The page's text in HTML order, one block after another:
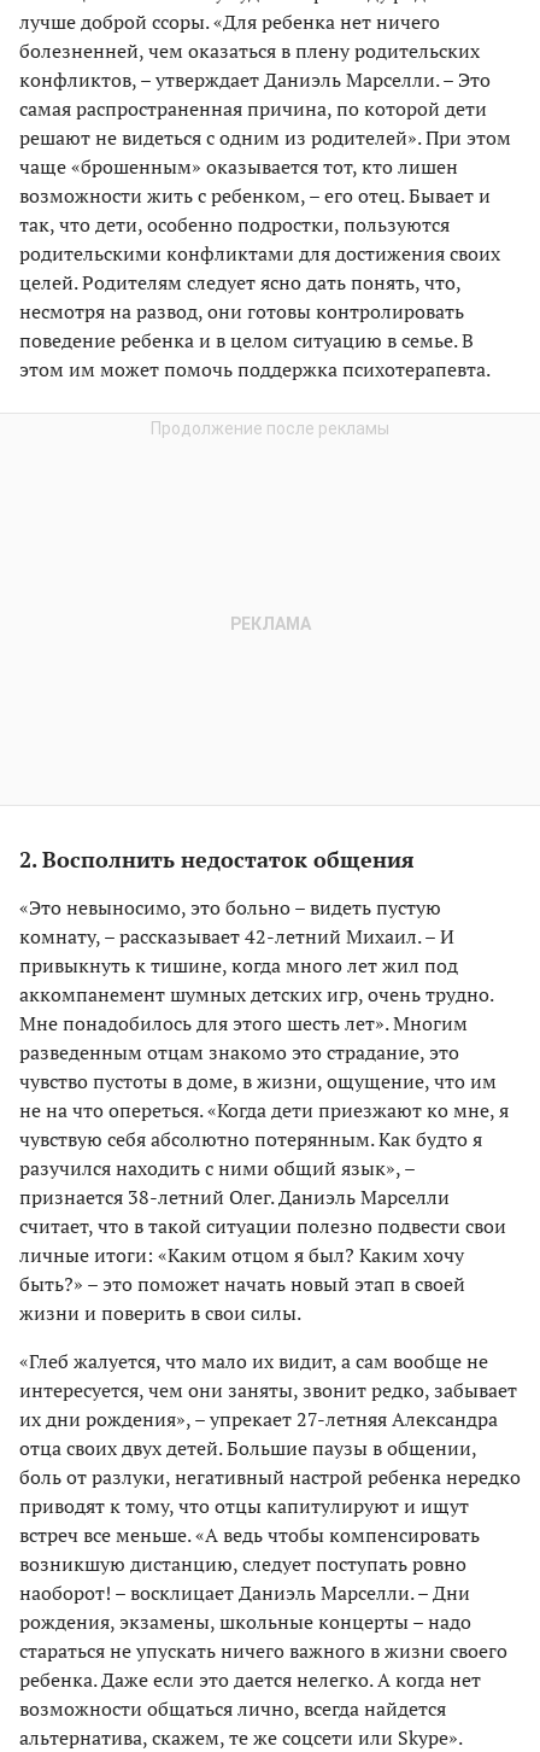
лучше доброй ссоры. «Для ребенка нет ничего
болезненней, чем оказаться в плену родительских
конфликтов, – утверждает Даниэль Марселли. – Это
самая распространенная причина, по которой дети
решают не видеться с одним из родителей». При этом
чаще «брошенным» оказывается тот, кто лишен
возможности жить с ребенком, – его отец. Бывает и
так, что дети, особенно подростки, пользуются
родительскими конфликтами для достижения своих
целей. Родителям следует ясно дать понять, что,
несмотря на развод, они готовы контролировать
поведение ребенка и в целом ситуацию в семье. В
этом им может помочь поддержка психотерапевта.
2. Восполнить недостаток общения
«Это невыносимо, это больно – видеть пустую
комнату, – рассказывает 42-летний Михаил. – И
привыкнуть к тишине, когда много лет жил под
аккомпанемент шумных детских игр, очень трудно.
Мне понадобилось для этого шесть лет». Многим
разведенным отцам знакомо это страдание, это
чувство пустоты в доме, в жизни, ощущение, что им
не на что опереться. «Когда дети приезжают ко мне, я
чувствую себя абсолютно потерянным. Как будто я
разучился находить с ними общий язык», –
признается 38-летний Олег. Даниэль Марселли
считает, что в такой ситуации полезно подвести свои
личные итоги: «Каким отцом я был? Каким хочу
быть?» – это поможет начать новый этап в своей
жизни и поверить в свои силы.
«Глеб жалуется, что мало их видит, а сам вообще не
интересуется, чем они заняты, звонит редко, забывает
их дни рождения», – упрекает 27-летняя Александра
отца своих двух детей. Большие паузы в общении,
боль от разлуки, негативный настрой ребенка нередко
приводят к тому, что отцы капитулируют и ищут
встреч все меньше. «А ведь чтобы компенсировать
возникшую дистанцию, следует поступать ровно
наоборот! – восклицает Даниэль Марселли. – Дни
рождения, экзамены, школьные концерты – надо
стараться не упускать ничего важного в жизни своего
ребенка. Даже если это дается нелегко. А когда нет
возможности общаться лично, всегда найдется
альтернатива, скажем, те же соцсети или Skype».